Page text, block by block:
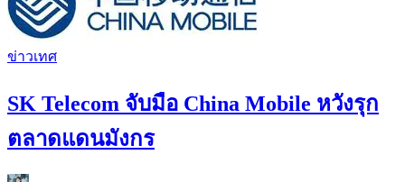
ข่าวเทศ
SK Telecom จับมือ China Mobile หวังรุก
ตลาดแดนมังกร